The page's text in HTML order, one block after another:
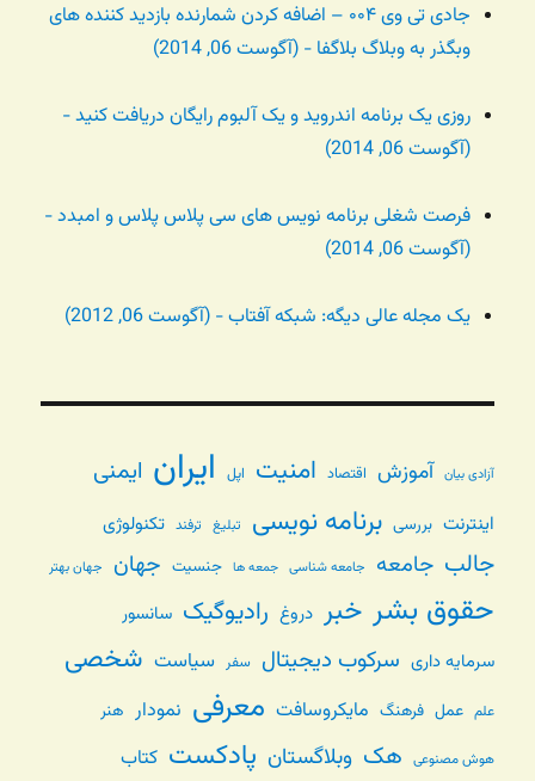
جادی تی وی ۰۰۴ – اضافه کردن شمارنده بازدید کننده های
وبگذر به وبلاگ بلاگفا - (آگوست 06, 2014)
روزی یک برنامه اندروید و یک آلبوم رایگان دریافت کنید -
(آگوست 06, 2014)
فرصت شغلی برنامه نویس های سی پلاس پلاس و امبدد -
(آگوست 06, 2014)
یک مجله عالی دیگه: شبکه آفتاب - (آگوست 06, 2012)
آزادی بیان آموزش اقتصاد امنیت اپل ایران ایمنی
اینترنت بررسی برنامه نویسی تبلیغ ترفند تکنولوژی
جالب جامعه جامعه شناسی جمعه ها جنسیت جهان جهان بهتر
حقوق بشر خبر دروغ رادیوگیک سانسور
سرمایه داری سرکوب دیجیتال سفر سیاست شخصی
علم عمل فرهنگ مایکروسافت معرفی نمودار هنر
هوش مصنوعی هک وبلاگستان پادکست کتاب